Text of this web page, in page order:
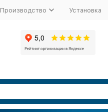
Производство Установка